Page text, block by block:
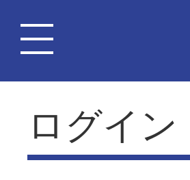
ログイン